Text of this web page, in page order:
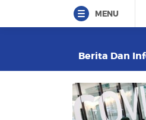
MENU
Berita Dan